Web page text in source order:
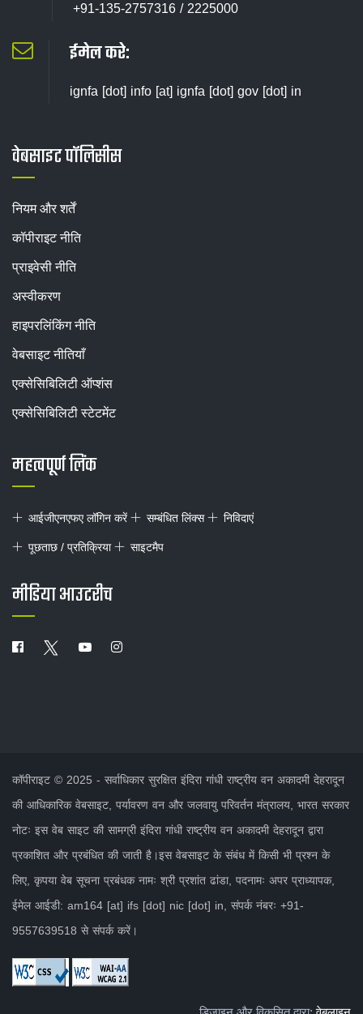
+91-135-2757316 / 2225000
ईमेल करे:
ignfa [dot] info [at] ignfa [dot] gov [dot] in
वेबसाइट पॉलिसीस
नियम और शर्तें
कॉपीराइट नीति
प्राइवेसी नीति
अस्वीकरण
हाइपरलिंकिंग नीति
वेबसाइट नीतियाँ
एक्सेसिबिलिटी ऑप्शंस
एक्सेसिबिलिटी स्टेटमेंट
महत्वपूर्ण लिंक
आईजीएनएफए लॉगिन करें सम्बंधित लिंक्स निविदाएं
पूछताछ / प्रतिक्रिया साइटमैप
मीडिया आउटरीच
कॉपीराइट © 2025 - सर्वाधिकार सुरक्षित इंदिरा गांधी राष्ट्रीय वन अकादमी देहरादून
की आधिकारिक वेबसाइट, पर्यावरण वन और जलवायु परिवर्तन मंत्रालय, भारत सरकार
नोटः इस वेब साइट की सामग्री इंदिरा गांधी राष्ट्रीय वन अकादमी देहरादून द्वारा
प्रकाशित और प्रबंधित की जाती है।इस वेबसाइट के संबंध में किसी भी प्रश्न के
लिए, कृपया वेब सूचना प्रबंधक नामः श्री प्रशांत ढांडा, पदनामः अपर प्राध्यापक,
ईमेल आईडी: am164 [at] ifs [dot] nic [dot] in, संपर्क नंबरः +91-
9557639518 से संपर्क करें।